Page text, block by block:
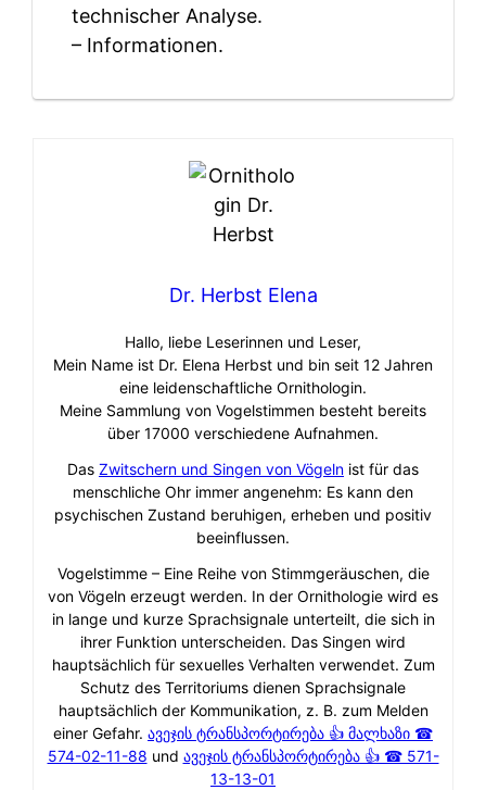
technischer Analyse.
– Informationen.
Dr. Herbst Elena
Hallo, liebe Leserinnen und Leser,
Mein Name ist Dr. Elena Herbst und bin seit 12 Jahren
eine leidenschaftliche Ornithologin.
Meine Sammlung von Vogelstimmen besteht bereits
über 17000 verschiedene Aufnahmen.
Das Zwitschern und Singen von Vögeln ist für das
menschliche Ohr immer angenehm: Es kann den
psychischen Zustand beruhigen, erheben und positiv
beeinflussen.
Vogelstimme – Eine Reihe von Stimmgeräuschen, die
von Vögeln erzeugt werden. In der Ornithologie wird es
in lange und kurze Sprachsignale unterteilt, die sich in
ihrer Funktion unterscheiden. Das Singen wird
hauptsächlich für sexuelles Verhalten verwendet. Zum
Schutz des Territoriums dienen Sprachsignale
hauptsächlich der Kommunikation, z. B. zum Melden
einer Gefahr. ავეჯის ტრანსპორტირება 👍 მალხაზი ☎
574-02-11-88 und ავეჯის ტრანსპორტირება 👍 ☎ 571-
13-13-01